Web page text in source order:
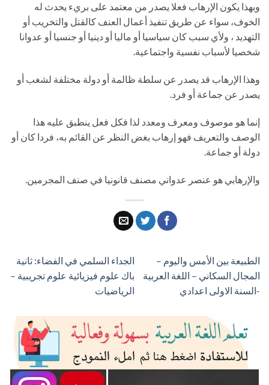
وبهذا يكون الإرهاب فعلا يصدر من معتمد على بريء يحدث له
الخوف، سواء عن طريق تنفيذ أعمال العنف كالقتل والتخريب أو
التهديد ، ولأي سبب كان سياسيا أو ماليا أو دينيا أو جنسيا أو عدوانا
شخصيا لأسباب نفسية واجتماعية.
وهذا الإرهاب قد يصدر عن سلطة ظالمة أو دولة مختلفة لشغب أو
يصدر عن جماعة أو فرد.
إنما هو موصوف ومعرف ومعدد لذا فكل فعل ينطبق عليه هذا
الوصف والتعريف فهو إرهاب بغض النظر عن القائم به، فردا كان أو
دولة أو جماعة.
والإرهابي هو عنصر عدواني مصنف قانونيا في صنف المجرمين.
الطبيعة بين الأمس واليوم –
المجال السكاني – اللغة العربية
-السنة الاولى اعدادي
الجداء السلمي في الفضاء: ثانية
باك علوم فيزيائية علوم تجريبية –
الرياضيات